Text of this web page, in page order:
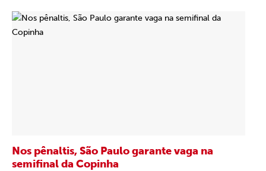
Nos pênaltis, São Paulo garante vaga na
semifinal da Copinha